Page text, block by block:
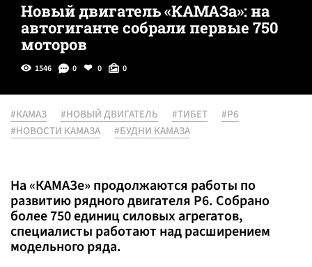
Новый двигатель «КАМАЗа»: на
автогиганте собрали первые 750
моторов
1546 0 0 0
#КАМАЗ #НОВЫЙ ДВИГАТЕЛЬ #ТИБЕТ
#Р6
#НОВОСТИ КАМАЗА
#БУДНИ КАМАЗА
На «КАМАЗе» продолжаются работы по
развитию рядного двигателя Р6. Собрано
более 750 единиц силовых агрегатов,
специалисты работают над расширением
модельного ряда.